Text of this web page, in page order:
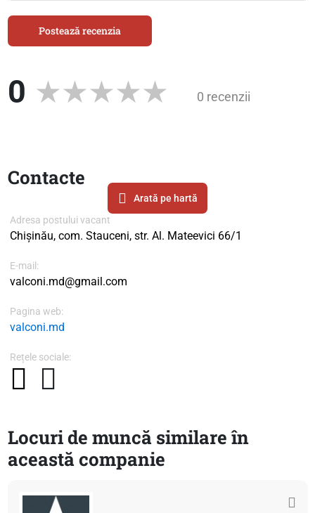
Postează recenzia
0 0 recenzii
Contacte
Arată pe hartă
Adresa postului vacant
Chișinău, com. Stauceni, str. Al. Mateevici 66/1
E-mail:
valconi.md@gmail.com
Pagina web:
valconi.md
Rețele sociale:
Locuri de muncă similare în
această companie